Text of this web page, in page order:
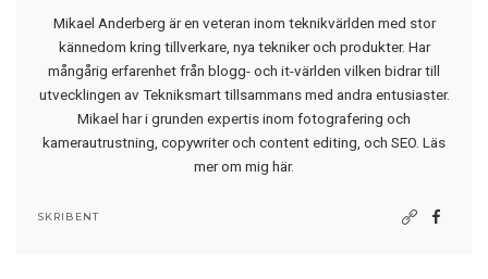
Mikael Anderberg är en veteran inom teknikvärlden med stor
kännedom kring tillverkare, nya tekniker och produkter. Har
mångårig erfarenhet från blogg- och it-världen vilken bidrar till
utvecklingen av Tekniksmart tillsammans med andra entusiaster.
Mikael har i grunden expertis inom fotografering och
kamerautrustning, copywriter och content editing, och SEO. Läs
mer om mig här.
SKRIBENT